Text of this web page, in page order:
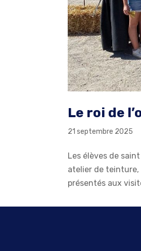
Le roi de
21 septembre 2025
Les élèves de
atelier de teinture,
présentés aux